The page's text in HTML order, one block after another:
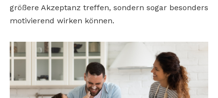
größere Akzeptanz treffen, sondern sogar besonders
motivierend wirken können.